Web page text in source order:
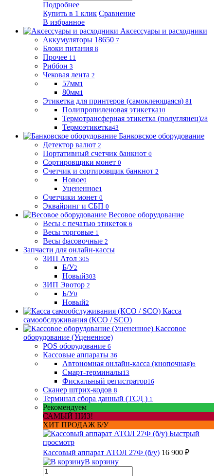
Подробнее
Купить в 1 клик Сравнение
В избранное
Аксессуары и расходники
Аккумуляторы 18650 7
Блоки питания 8
Прочее 11
Риббон 3
Чековая лента 2
57мм1
80мм1
Этикетка для принтеров (самоклеющаяся) 81
Полипропиленовая этикетка10
Термотрансферная этикетка (полуглянец)28
Термоэтикетка43
Банковское оборудование
Детектор валют 2
Портативный счетчик банкнот 0
Сортировщики монет 0
Счетчик и сортировщик банкнот 2
Новое0
Уцененное1
Счетчики монет 0
Эквайринг и СБП 0
Весовое оборудование
Весы с печатью этикеток 6
Весы торговые 1
Весы фасовочные 2
Запчасти для онлайн-кассы
ЗИП Атол 305
Б/У2
Новый303
ЗИП Эвотор 2
Б/У0
Новый2
Касса
самообслуживания (КСО / SCO)
Кассовое
оборудование (Уцененное)
POS оборудование 6
Кассовые аппараты 36
Автономная онлайн-касса (кнопочная)6
Смарт-терминалы13
Фискальный регистратор16
Сканер штрих-кодов 8
Терминал сбора данный (ТСД ) 1
Рекомендуем
САМЫЙ НИЗ!
ХИТ ПРОДАЖ Б/У
Быстрый
просмотр
Кассовый аппарат АТОЛ 27Ф (б/у) 16 900 ₽
В корзину